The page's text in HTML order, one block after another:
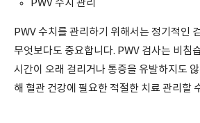
PWV 수치 관리
PWV 수치를 관리하기 위해서는 정기적인
무엇보다도 중요합니다. PWV 검사는 비침
시간이 오래 걸리거나 통증을 유발하지도
해 혈관 건강에 필요한 적절한 치료 관리할